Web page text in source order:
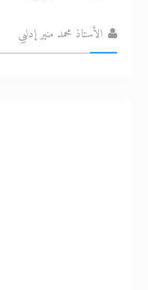
الأستاذ محمد منير إدلبي